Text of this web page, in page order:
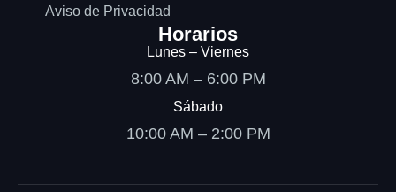
Aviso de Privacidad
Horarios
Lunes – Viernes
8:00 AM – 6:00 PM
Sábado
10:00 AM – 2:00 PM